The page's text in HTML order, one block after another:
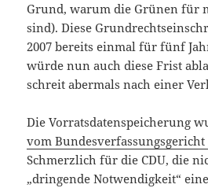
Grund, warum die Grünen für
sind). Diese
2007 bereits einmal für fünf
würde nun auch diese Frist
schreit abermals nach einer
Die Vorratsdatenspeicherung
vom
Schmerzlich für die CDU, die
„dringende Notwendigkeit“